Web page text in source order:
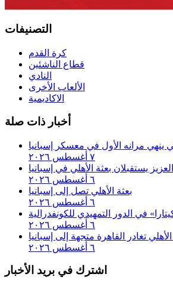
التصنيفات
كرة القدم
قطاع الناشئين
النادي
الألعاب الأخرى
الاكاديمية
أخبار ذات صلة
ينهي مرانه الأول في معسكر إسبانيا
٧ أغسطس ٢٠٢٦
يستقبلان بعثة الأهلي في إسبانيا
٦ أغسطس ٢٠٢٦
بعثة الأهلي تصل إلى إسبانيا
٦ أغسطس ٢٠٢٦
في الدور التمهيدي للكونفدرالية
٦ أغسطس ٢٠٢٦
الأهلي تغادر القاهرة متجهة إلى إسبانيا
٦ أغسطس ٢٠٢٦
اشترك في بريد الأخبار